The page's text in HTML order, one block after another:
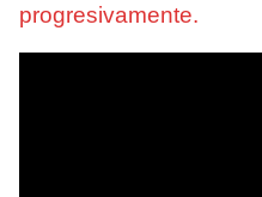
progresivamente.